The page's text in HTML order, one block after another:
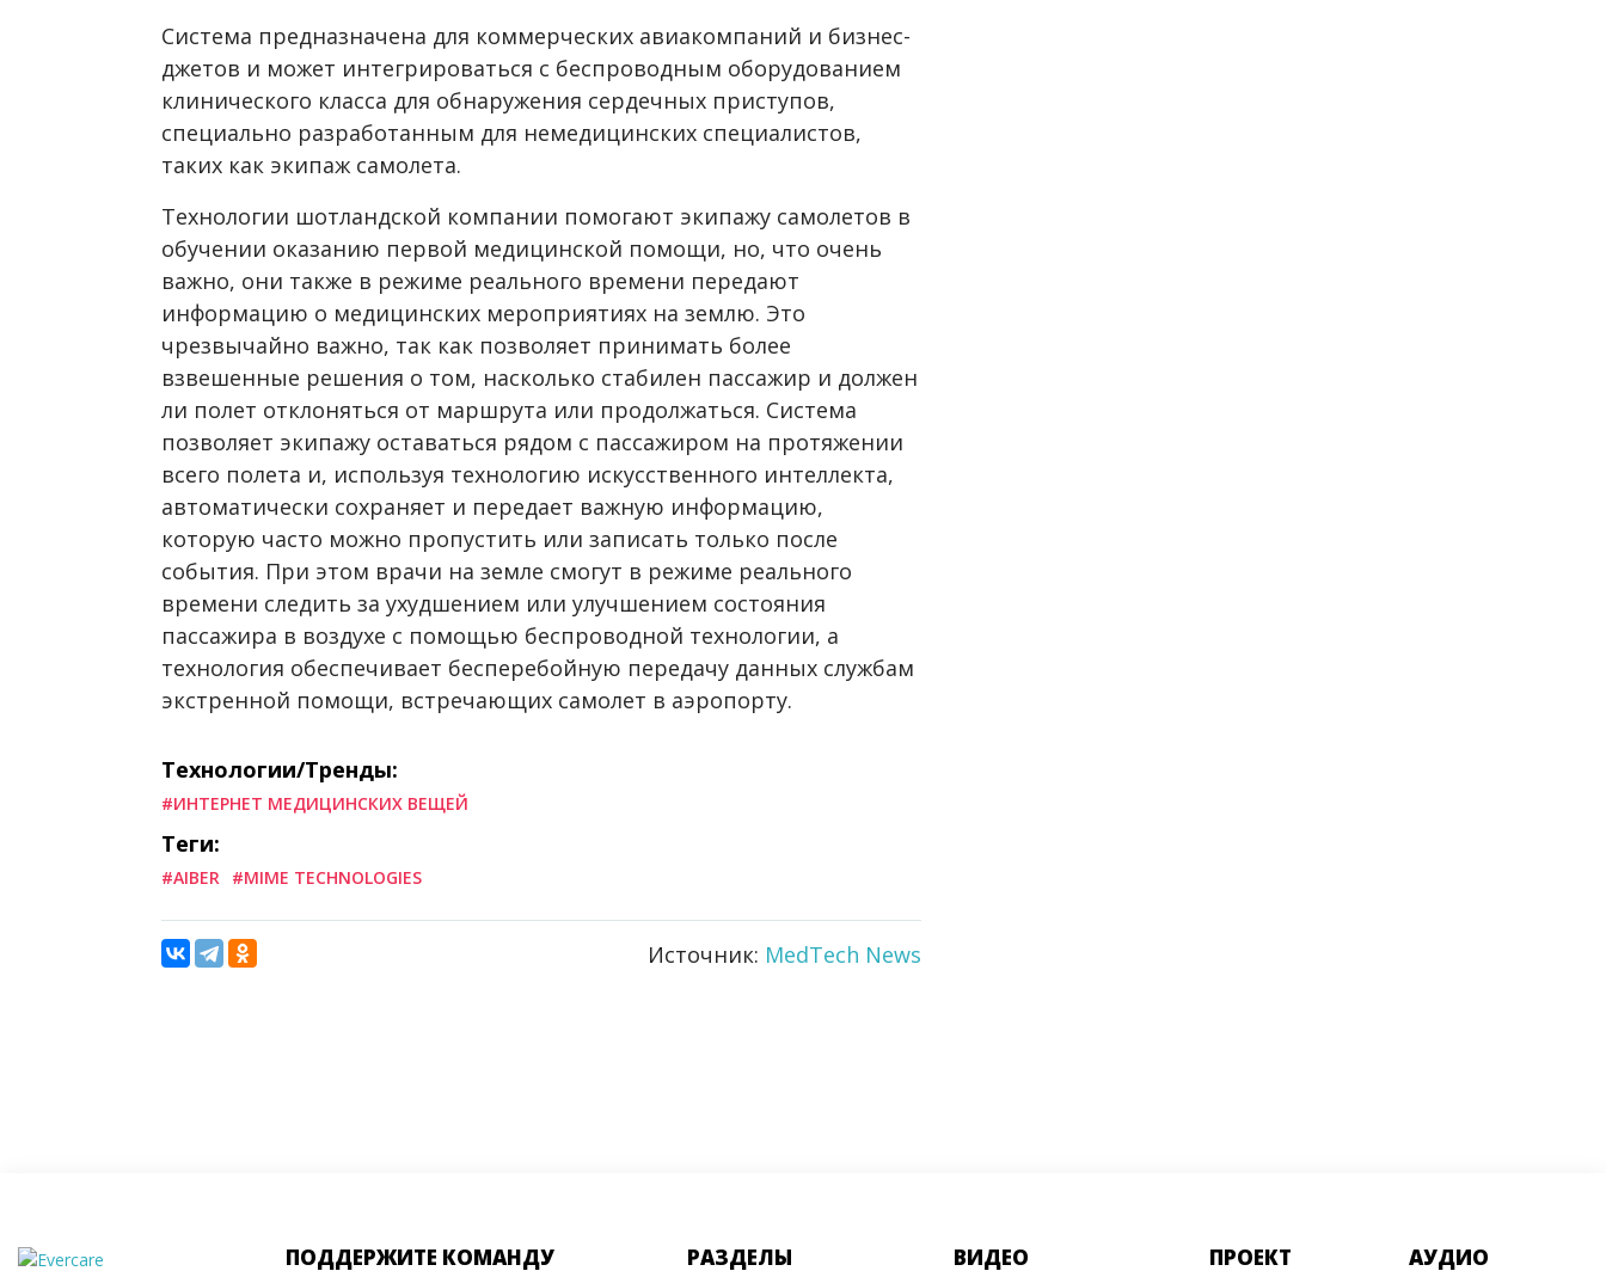
Система предназначена для коммерческих авиакомпаний и бизнес-
джетов и может интегрироваться с беспроводным оборудованием
клинического класса для обнаружения сердечных приступов,
специально разработанным для немедицинских специалистов,
таких как экипаж самолета.
Технологии шотландской компании помогают экипажу самолетов в
обучении оказанию первой медицинской помощи, но, что очень
важно, они также в режиме реального времени передают
информацию о медицинских мероприятиях на землю. Это
чрезвычайно важно, так как позволяет принимать более
взвешенные решения о том, насколько стабилен пассажир и должен
ли полет отклоняться от маршрута или продолжаться. Система
позволяет экипажу оставаться рядом с пассажиром на протяжении
всего полета и, используя технологию искусственного интеллекта,
автоматически сохраняет и передает важную информацию,
которую часто можно пропустить или записать только после
события. При этом врачи на земле смогут в режиме реального
времени следить за ухудшением или улучшением состояния
пассажира в воздухе с помощью беспроводной технологии, а
технология обеспечивает бесперебойную передачу данных службам
экстренной помощи, встречающих самолет в аэропорту.
Технологии/Тренды:
#ИНТЕРНЕТ МЕДИЦИНСКИХ ВЕЩЕЙ
Теги:
#AIBER #MIME TECHNOLOGIES
Источник: MedTech News
ПОДДЕРЖИТЕ КОМАНДУ
РАЗДЕЛЫ ВИДЕО ПРОЕКТ АУДИО